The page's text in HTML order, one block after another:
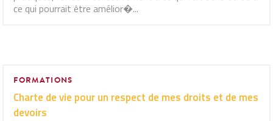
ce qui pourrait être amélior�...
FORMATIONS
Charte de vie pour un respect de mes droits et de mes
devoirs